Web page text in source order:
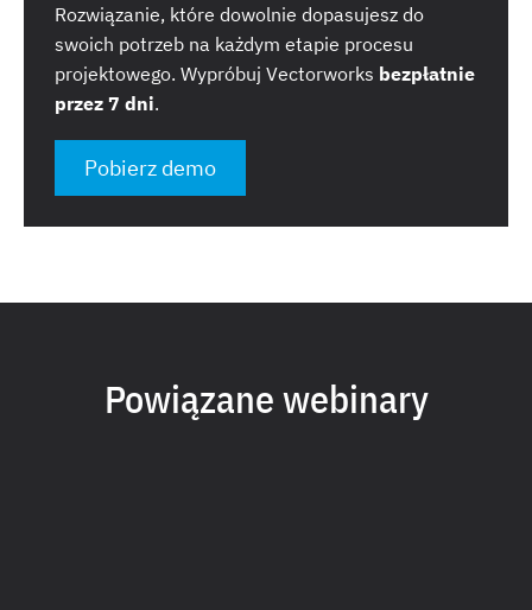
Rozwiązanie, które dowolnie dopasujesz do
swoich potrzeb na każdym etapie procesu
projektowego. Wypróbuj Vectorworks bezpłatnie
przez 7 dni.
Pobierz demo
Powiązane webinary